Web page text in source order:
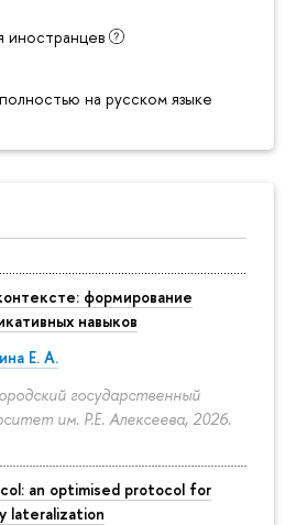
иностранцев
на русском языке
формирование
навыков
Е. А.
государственный
им. Р.Е. Алексеева, 2026.
an optimised protocol for
lateralization